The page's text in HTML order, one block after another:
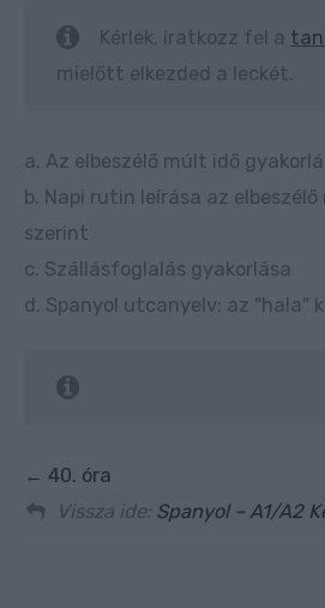
Kérlek, iratkozz fel a
mielőtt elkezded a leckét.
a. Az elbeszélő múlt idő
b. Napi rutin leírása az
szerint
c. Szállásfoglalás gyakorlása
d. Spanyol utcanyelv: az "hala"
40. óra
Vissza ide: Spanyol – A1/A2